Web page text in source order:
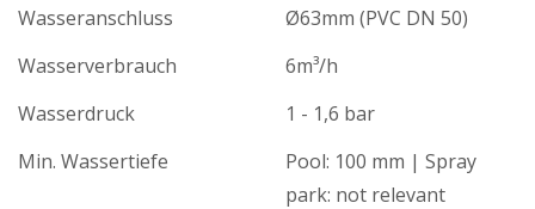
Wasseranschluss
Ø63mm (PVC DN 50)
Wasserverbrauch
6m³/h
Wasserdruck
1 - 1,6 bar
Min. Wassertiefe
Pool: 100 mm | Spray
park: not relevant